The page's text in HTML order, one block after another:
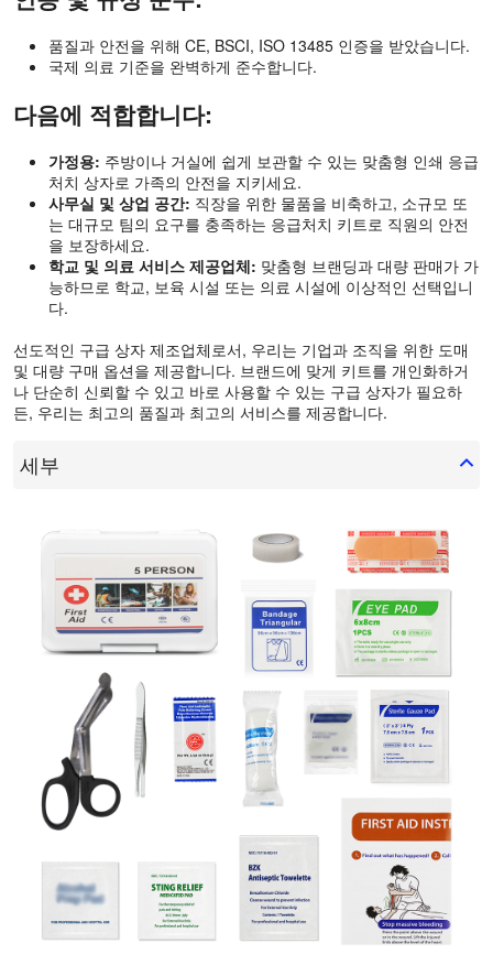
품질과 안전을 위해 CE, BSCI, ISO 13485 인증을 받았습니다.
국제 의료 기준을 완벽하게 준수합니다.
다음에 적합합니다:
가정용: 주방이나 거실에 쉽게 보관할 수 있는 맞춤형 인쇄 응급
처치 상자로 가족의 안전을 지키세요.
사무실 및 상업 공간: 직장을 위한 물품을 비축하고, 소규모 또
는 대규모 팀의 요구를 충족하는 응급처치 키트로 직원의 안전
을 보장하세요.
학교 및 의료 서비스 제공업체: 맞춤형 브랜딩과 대량 판매가 가
능하므로 학교, 보육 시설 또는 의료 시설에 이상적인 선택입니
다.
선도적인 구급 상자 제조업체로서, 우리는 기업과 조직을 위한 도매
및 대량 구매 옵션을 제공합니다. 브랜드에 맞게 키트를 개인화하거
나 단순히 신뢰할 수 있고 바로 사용할 수 있는 구급 상자가 필요하
든, 우리는 최고의 품질과 최고의 서비스를 제공합니다.
세부